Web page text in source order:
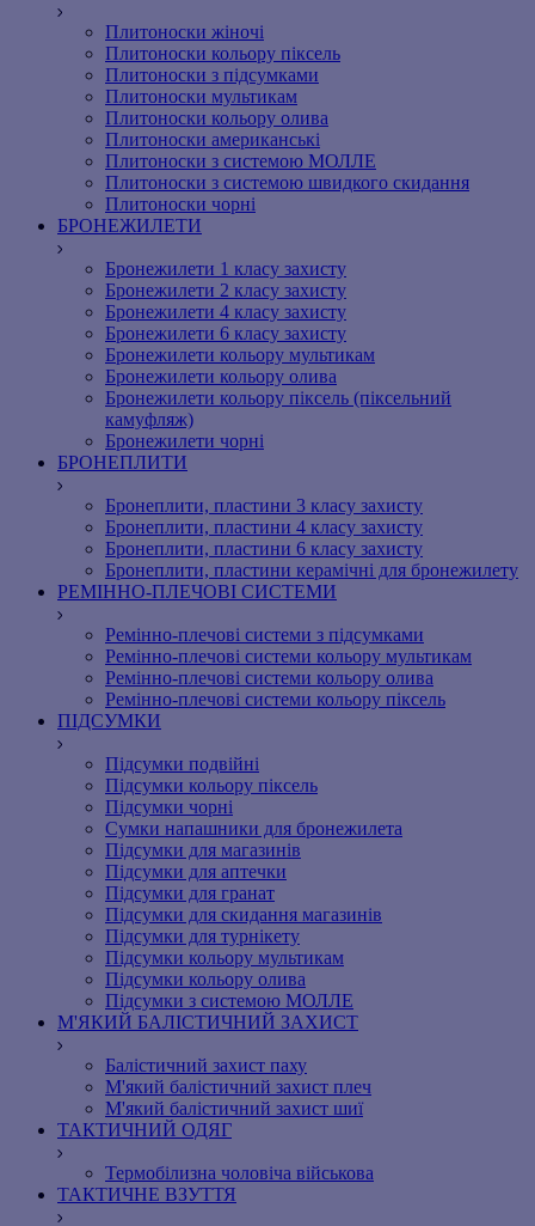
Плитоноски жіночі
Плитоноски кольору піксель
Плитоноски з підсумками
Плитоноски мультикам
Плитоноски кольору олива
Плитоноски американські
Плитоноски з системою МОЛЛЕ
Плитоноски з системою швидкого скидання
Плитоноски чорні
БРОНЕЖИЛЕТИ
Бронежилети 1 класу захисту
Бронежилети 2 класу захисту
Бронежилети 4 класу захисту
Бронежилети 6 класу захисту
Бронежилети кольору мультикам
Бронежилети кольору олива
Бронежилети кольору піксель (піксельний
камуфляж)
Бронежилети чорні
БРОНЕПЛИТИ
Бронеплити, пластини 3 класу захисту
Бронеплити, пластини 4 класу захисту
Бронеплити, пластини 6 класу захисту
Бронеплити, пластини керамічні для бронежилету
РЕМІННО-ПЛЕЧОВІ СИСТЕМИ
Ремінно-плечові системи з підсумками
Ремінно-плечові системи кольору мультикам
Ремінно-плечові системи кольору олива
Ремінно-плечові системи кольору піксель
ПІДСУМКИ
Підсумки подвійні
Підсумки кольору піксель
Підсумки чорні
Сумки напашники для бронежилета
Підсумки для магазинів
Підсумки для аптечки
Підсумки для гранат
Підсумки для скидання магазинів
Підсумки для турнікету
Підсумки кольору мультикам
Підсумки кольору олива
Підсумки з системою МОЛЛЕ
М'ЯКИЙ БАЛІСТИЧНИЙ ЗАХИСТ
Балістичний захист паху
М'який балістичний захист плеч
М'який балістичний захист шиї
ТАКТИЧНИЙ ОДЯГ
Термобілизна чоловіча військова
ТАКТИЧНЕ ВЗУТТЯ